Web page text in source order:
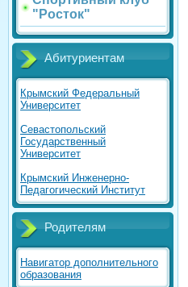
"Росток"
Абитуриентам
Крымский Федеральный
Университет
Севастопольский
Государственный
Университет
Крымский Инженерно-
Педагогический Институт
Родителям
Навигатор дополнительного
образования